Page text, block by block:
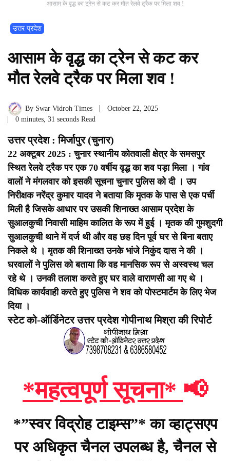
आसाम के वृद्ध का ट्रेन से कट कर मौत रेलवे ट्रैक पर मिला शव !
उत्तर प्रदेश
आसाम के वृद्ध का ट्रेन से कट कर
मौत रेलवे ट्रैक पर मिला शव !
By Swar Vidroh Times
October 22, 2025
0 minutes, 31 seconds Read
उत्तर प्रदेश : मिर्जापुर (चुनार)
22 अक्टूबर 2025 : चुनार स्थानीय कोतवाली क्षेत्र के समसपुर
स्थित रेलवे ट्रैक पर एक 70 वर्षीय वृद्ध का शव पड़ा मिला । गांव
वालों ने मंगलवार को इसकी सूचना चुनार पुलिस को दी । उप
निरीक्षक नरेंद्र कुमार यादव ने बताया कि मृतक के पास से एक पर्ची
मिली है जिसके आधार पर उसकी शिनाख्त आसाम प्रदेश के
सुआलकुची निवासी माहिम कालित के रूप में हुई । मृतक की गुमशुदगी
सुआलकुची थाने में दर्ज थी और वह छह दिन पूर्व घर से बिना बताए
निकले थे । मृतक की शिनाख्त उनके भांजे निकुंद दास ने की ।
घरवालों ने पुलिस को बताया कि वह मानसिक रूप से अस्वस्थ चल
रहे थे । उनकी तलाश करते हुए घर वाले वाराणसी आ गए थे ।
विधिक कार्यवाही करते हुए पुलिस ने शव को पोस्टमार्टम के लिए भेज
दिया ।
स्टेट को-ऑर्डिनेटर उत्तर प्रदेश गोपीनाथ मिश्रा की रिपोर्ट
*महत्वपूर्ण सूचना* 📢
*”स्वर विद्रोह टाइम्स”* का व्हाट्सएप
पर अधिकृत चैनल उपलब्ध है, चैनल से